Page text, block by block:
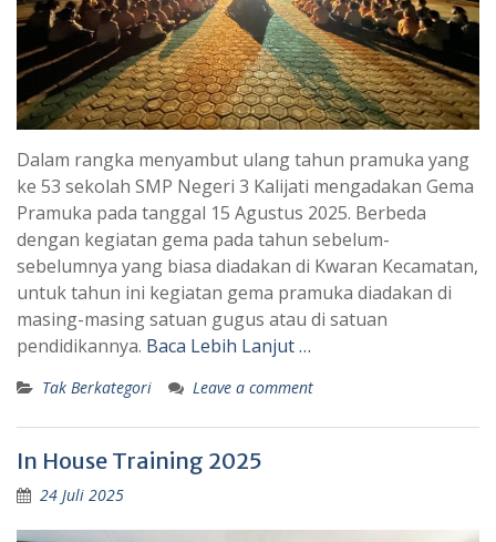
Dalam rangka menyambut ulang tahun pramuka yang
ke 53 sekolah SMP Negeri 3 Kalijati mengadakan Gema
Pramuka pada tanggal 15 Agustus 2025. Berbeda
dengan kegiatan gema pada tahun sebelum-
sebelumnya yang biasa diadakan di Kwaran Kecamatan,
untuk tahun ini kegiatan gema pramuka diadakan di
masing-masing satuan gugus atau di satuan
pendidikannya. Baca Lebih Lanjut …
Tak Berkategori Leave a comment
In House Training 2025
24 Juli 2025